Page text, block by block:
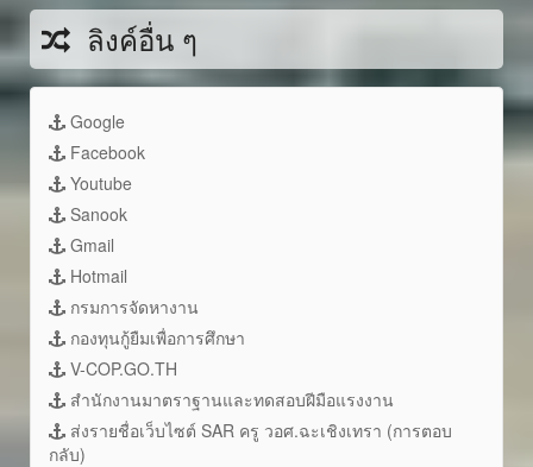
ลิงค์อื่น ๆ
Google
Facebook
Youtube
Sanook
Gmail
Hotmail
กรมการจัดหางาน
กองทุนกู้ยืมเพื่อการศึกษา
V-COP.GO.TH
สำนักงานมาตราฐานและทดสอบฝีมือแรงงาน
ส่งรายชื่อเว็บไซต์ SAR ครู วอศ.ฉะเชิงเทรา (การตอบ
กลับ)